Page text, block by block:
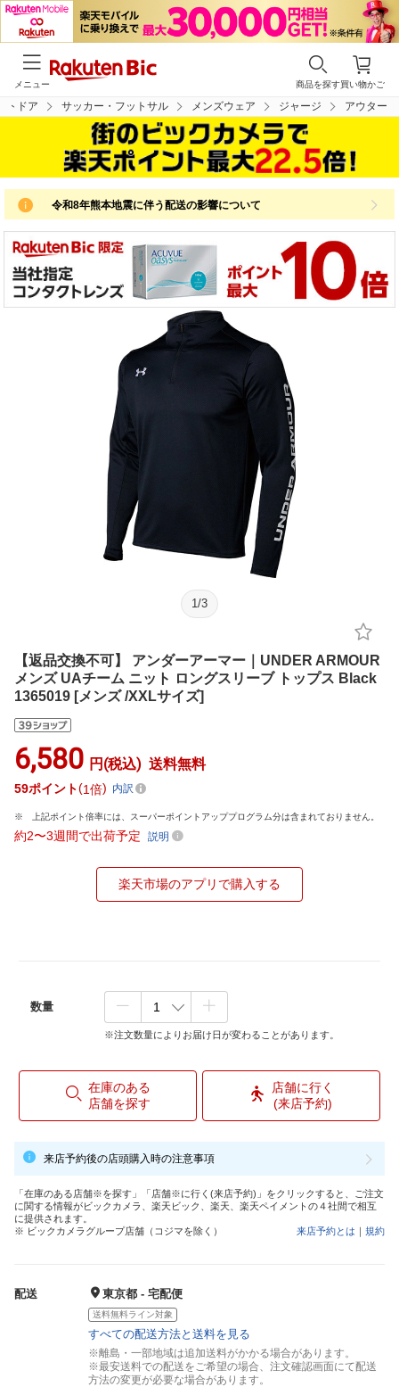
買い物かご
商品を探す
メニュー
トドア サッカー・フットサル メンズウェア ジャージ アウター
令和8年熊本地震に伴う配送の影響について
1 /3
【返品交換不可】 アンダーアーマー｜UNDER ARMOUR
メンズ UAチーム ニット ロングスリーブ トップス Black
1365019 [メンズ /XXLサイズ]
6,580 円(税込) 送料無料
59ポイント 1倍 内訳
上記ポイント倍率には、スーパーポイントアッププログラム分は含まれておりません。
約2〜3週間で出荷予定 説明
楽天市場のアプリで購入する
数量
※注文数量によりお届け日が変わることがあります。
在庫のある
店舗を探す
店舗に行く
(来店予約)
来店予約後の店頭購入時の注意事項
「在庫のある店舗※を探す」「店舗※に行く(来店予約)」をクリックすると、ご注文
に関する情報がビックカメラ、楽天ビック、楽天、楽天ペイメントの４社間で相互
に提供されます。
※ ビックカメラグループ店舗（コジマを除く）
来店予約とは ｜ 規約
配送 東京都 - 宅配便
送料無料ライン対象
すべての配送方法と送料を見る
※離島・一部地域は追加送料がかかる場合があります。
※最安送料での配送をご希望の場合、注文確認画面にて配送
方法の変更が必要な場合があります。